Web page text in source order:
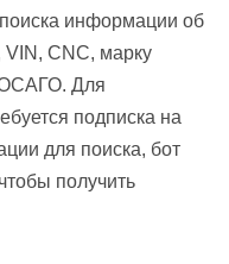
информации об
CNC, марку
Для
подписка на
для поиска, бот
получить